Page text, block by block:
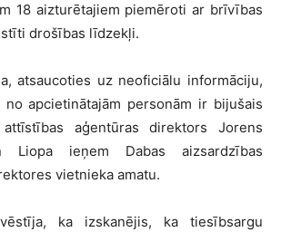
18 aizturētajiem piemēroti ar brīvības
drošības līdzekļi.
atsaucoties uz neoficiālu informāciju,
apcietinātajām personām ir bijušais
aģentūras direktors Jorens
Liopa ieņem Dabas aizsardzības
vietnieka amatu.
ka izskanējis, ka tiesībsargu